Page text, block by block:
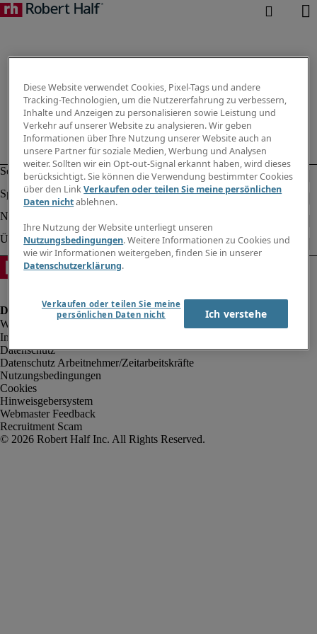
Impressum
Datenschutz
Datenschutz Arbeitnehmer/Zeitarbeitskräfte
Nutzungsbedingungen
Cookies
Hinweisgebersystem
Webmaster Feedback
Recruitment Scam
Diese Website verwendet Cookies, Pixel-Tags und andere
Tracking-Technologien, um die Nutzererfahrung zu verbessern,
Inhalte und Anzeigen zu personalisieren sowie Leistung und
Verkehr auf unserer Website zu analysieren. Wir geben
Informationen über Ihre Nutzung unserer Website auch an
unsere Partner für soziale Medien, Werbung und Analysen
weiter. Sollten wir ein Opt-out-Signal erkannt haben, wird dieses
berücksichtigt. Sie können die Verwendung bestimmter Cookies
über den LinkVerkaufen oder teilen Sie meine persönlichen
Daten nichtablehnen.
Ihre Nutzung der Website unterliegt unseren
Nutzungsbedingungen. Weitere Informationen zu Cookies und
wie wir Informationen weitergeben, finden Sie in unserer
Datenschutzerklärung.
Verkaufen oder teilen Sie meine
persönlichen Daten nicht
Ich verstehe